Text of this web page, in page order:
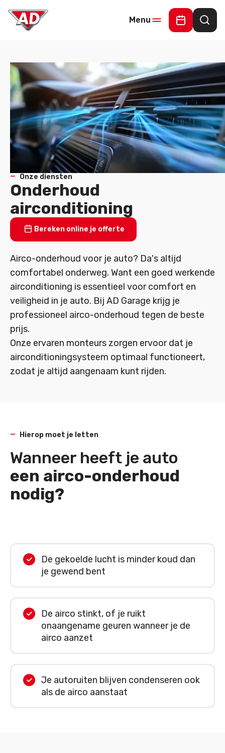
Menu
Online
Onze diensten
Onderhoud
airconditioning
Bereken online je offerte
Airco-onderhoud voor je auto? Da's altijd
comfortabel onderweg. Want een goed werkende
airconditioning is essentieel voor comfort en
veiligheid in je auto. Bij AD Garage krijg je
professioneel airco-onderhoud tegen de beste
prijs.
Onze ervaren monteurs zorgen ervoor dat je
airconditioningsysteem optimaal functioneert,
zodat je altijd aangenaam kunt rijden.
Hierop moet je letten
Wanneer heeft je auto
een airco-onderhoud
nodig?
De gekoelde lucht is minder koud dan
je gewend bent
De airco stinkt, of je ruikt
onaangename geuren wanneer je de
airco aanzet
Je autoruiten blijven condenseren ook
als de airco aanstaat